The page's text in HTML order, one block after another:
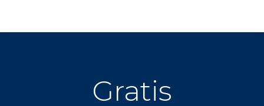
Gratis